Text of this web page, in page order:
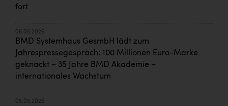
fort
06.05.2026
BMD Systemhaus GesmbH lädt zum
Jahrespressegespräch: 100 Millionen Euro-Marke
geknackt – 35 Jahre BMD Akademie –
internationales Wachstum
05.05.2026